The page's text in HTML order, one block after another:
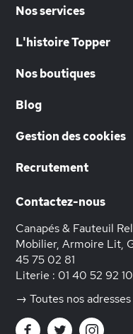
Nos services
L'histoire Topper
Nos boutiques
Blog
Gestion des cookies
Recrutement
Contactez-nous
Canapés & Fauteuil
Mobilier, Armoire Lit,
45 75 02 81
Literie : 01 40 52 92 10
→ Toutes nos